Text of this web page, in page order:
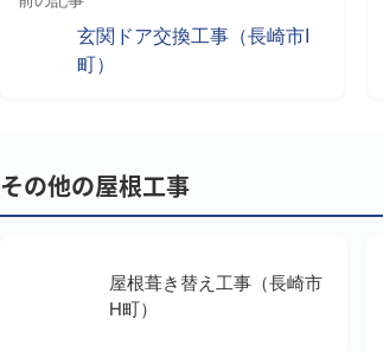
玄関ドア交換工事（長崎市I
町）
その他の屋根工事
屋根葺き替え工事（長崎市
H町）